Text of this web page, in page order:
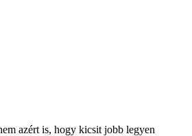
azért is, hogy kicsit jobb legyen